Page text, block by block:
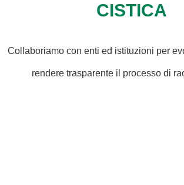
CISTICA
Collaboriamo con enti ed istituzioni per
rendere trasparente il processo di